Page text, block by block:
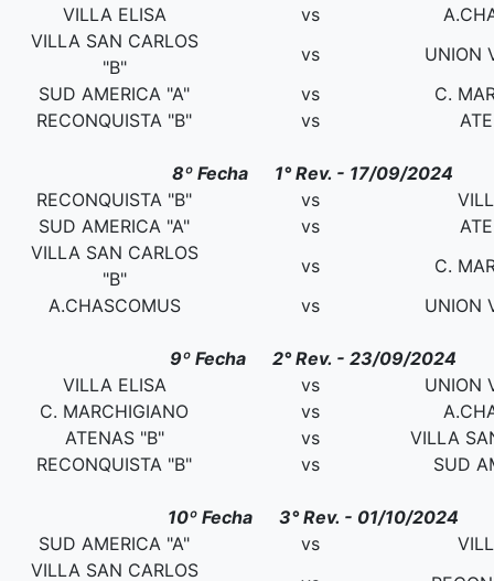
VILLA ELISA
vs
VILLA SAN CARLOS
"B"
vs
UNION
SUD AMERICA "A"
vs
C.
RECONQUISTA "B"
vs
8º Fecha 1° Rev. - 17/09/2024
RECONQUISTA "B"
vs
SUD AMERICA "A"
vs
VILLA SAN CARLOS
"B"
vs
C.
A.CHASCOMUS
vs UNION
9º Fecha 2° Rev. - 23/09/2024
VILLA ELISA
vs
UNION
C. MARCHIGIANO
vs
ATENAS "B"
vs
VILLA
RECONQUISTA "B"
vs SUD
10º Fecha 3° Rev. - 01/10/2024
SUD AMERICA "A"
vs
VILLA SAN CARLOS